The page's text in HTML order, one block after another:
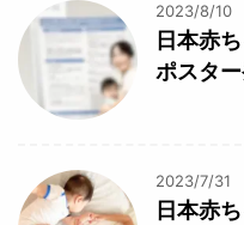
2023/8/10
日本赤
ポスタ
2023/7/31
日本赤